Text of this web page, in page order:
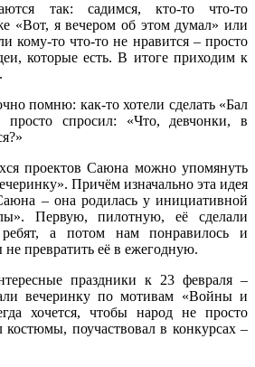
так: садимся, кто-то что-то
«Вот, я вечером об этом думал» или
кому-то что-то не нравится – просто
которые есть. В итоге приходим к
помню: как-то хотели сделать «Бал
спросил: «Что, девчонки, в
проектов Саюна можно упомянуть
Причём изначально эта идея
– она родилась у инициативной
Первую, пилотную, её сделали
ребят, а потом нам понравилось и
превратить её в ежегодную.
праздники к 23 февраля –
вечеринку по мотивам «Войны и
хочется, чтобы народ не просто
костюмы, поучаствовал в конкурсах –